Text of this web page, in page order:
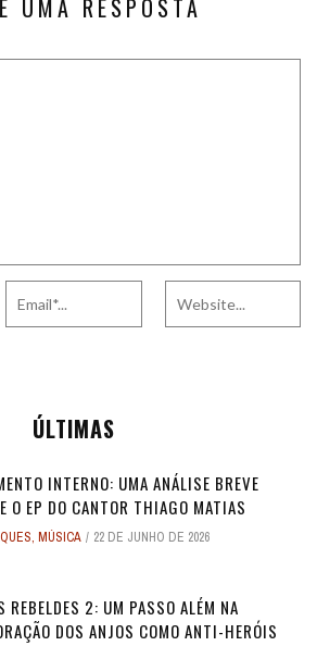
UMA RESPOSTA
ÚLTIMAS
INTERNO: UMA ANÁLISE BREVE
O EP DO CANTOR THIAGO MATIAS
, MÚSICA 22 DE JUNHO DE 2026
REBELDES 2: UM PASSO ALÉM NA
DOS ANJOS COMO ANTI-HERÓIS